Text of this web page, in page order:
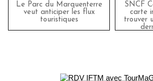
Le Parc du Marquenterre
veut anticiper les flux
touristiques
SNCF
carte
trouver